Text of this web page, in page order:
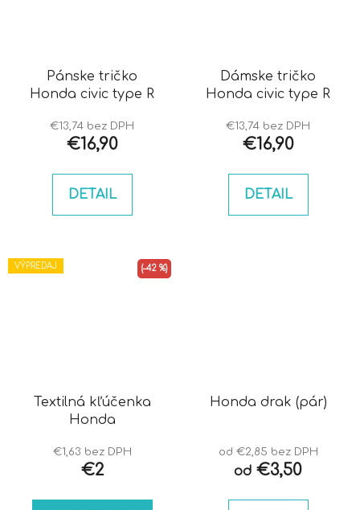
Pánske tričko
Honda civic type R
€13,74 bez DPH
€16,90
DETAIL
Dámske tričko
Honda civic type R
€13,74 bez DPH
€16,90
DETAIL
VÝPREDAJ
Textilná kľúčenka
Honda
€1,63 bez DPH
€2
(–42 %)
Honda drak (pár)
od €2,85 bez DPH
od €3,50